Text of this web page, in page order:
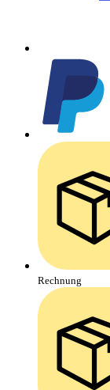
Rechnung